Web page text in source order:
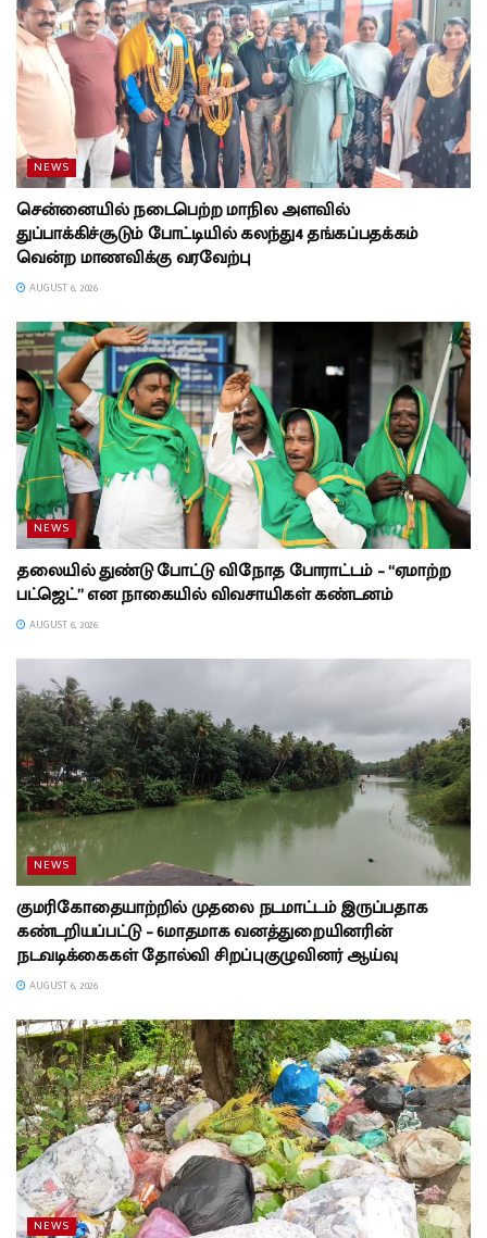
NEWS
சென்னையில் நடைபெற்ற மாநில அளவில்
துப்பாக்கிச்சூடும் போட்டியில் கலந்து4 தங்கப்பதக்கம்
வென்ற மாணவிக்கு வரவேற்பு
AUGUST 6, 2026
NEWS
தலையில் துண்டு போட்டு விநோத போராட்டம் – “ஏமாற்ற
பட்ஜெட்” என நாகையில் விவசாயிகள் கண்டனம்
AUGUST 6, 2026
NEWS
குமரிகோதையாற்றில் முதலை நடமாட்டம் இருப்பதாக
கண்டறியப்பட்டு – 6மாதமாக வனத்துறையினரின்
நடவடிக்கைகள் தோல்வி சிறப்புகுழுவினர் ஆய்வு
AUGUST 6, 2026
NEWS